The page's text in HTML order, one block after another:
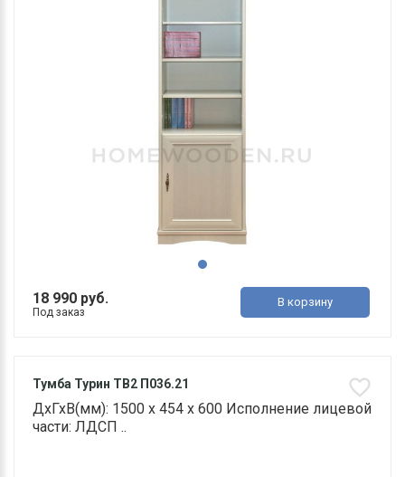
18 990 руб.
Под заказ
В корзину
Тумба Турин ТВ2 П036.21
ДхГхВ(мм): 1500 х 454 х 600 Исполнение лицевой
части: ЛДСП ..